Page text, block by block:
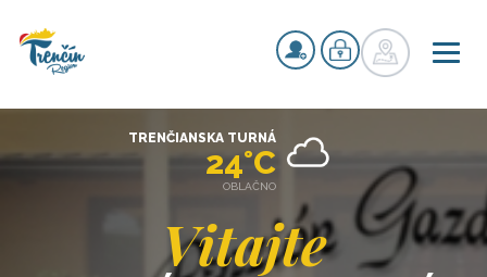
Vitajte
TRENČIANSKA TURNÁ
24°C
OBLAČNO